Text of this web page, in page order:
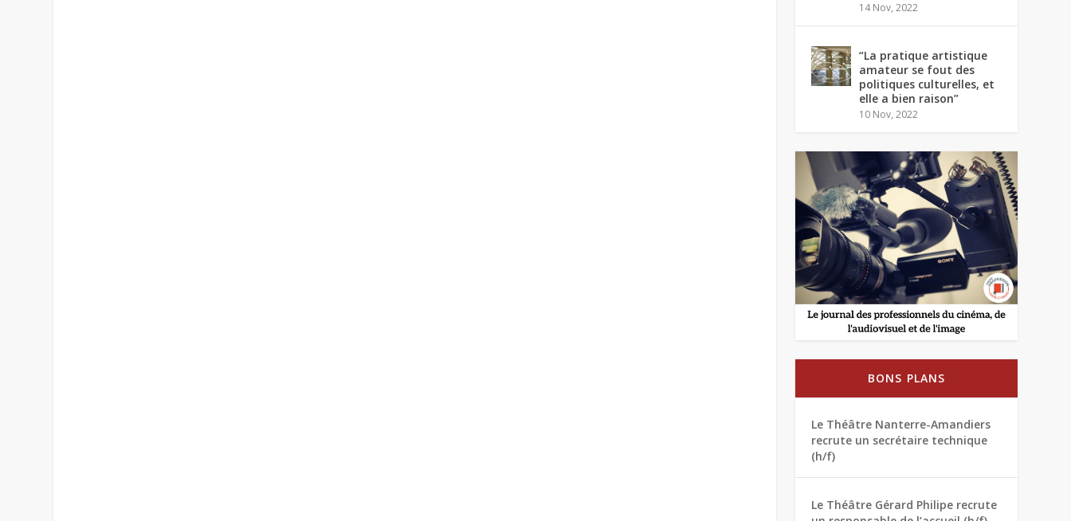
14 Nov, 2022
“La pratique artistique
amateur se fout des
politiques culturelles, et
elle a bien raison”
10 Nov, 2022
BONS PLANS
Le Théâtre Nanterre-Amandiers
recrute un secrétaire technique
(h/f)
Le Théâtre Gérard Philipe recrute